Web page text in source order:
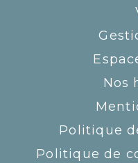
Nos
Politique
Politique de